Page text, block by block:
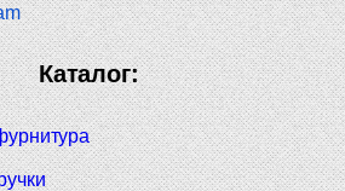
Каталог: